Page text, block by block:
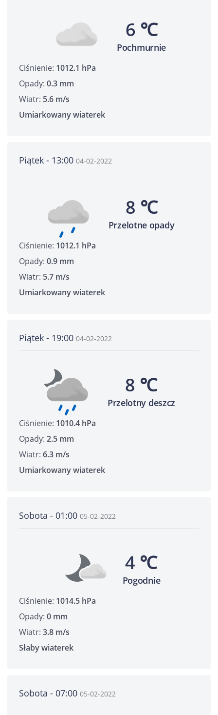
6 ℃
Pochmurnie
Ciśnienie: 1012.1 hPa
Opady: 0.3 mm
Wiatr: 5.6 m/s
Umiarkowany wiaterek
Piątek - 13:00 04-02-2022
8 ℃
Przelotne opady
Ciśnienie: 1012.1 hPa
Opady: 0.9 mm
Wiatr: 5.7 m/s
Umiarkowany wiaterek
Piątek - 19:00 04-02-2022
8 ℃
Przelotny deszcz
Ciśnienie: 1010.4 hPa
Opady: 2.5 mm
Wiatr: 6.3 m/s
Umiarkowany wiaterek
Sobota - 01:00 05-02-2022
4 ℃
Pogodnie
Ciśnienie: 1014.5 hPa
Opady: 0 mm
Wiatr: 3.8 m/s
Słaby wiaterek
Sobota - 07:00 05-02-2022